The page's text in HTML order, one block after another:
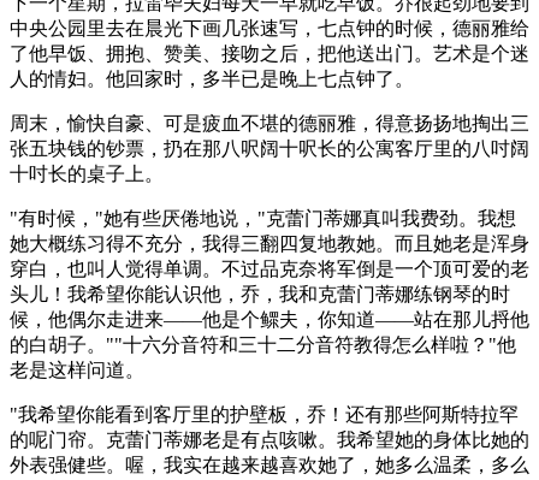
中央公园里去在晨光下画几张速写，七点钟的时候，德丽雅给
了他早饭、拥抱、赞美、接吻之后，把他送出门。艺术是个迷
人的情妇。他回家时，多半已是晚上七点钟了。
周末，愉快自豪、可是疲血不堪的德丽雅，得意扬扬地掏出三
张五块钱的钞票，扔在那八呎阔十呎长的公寓客厅里的八吋阔
十吋长的桌子上。
"有时候，"她有些厌倦地说，"克蕾门蒂娜真叫我费劲。我想
她大概练习得不充分，我得三翻四复地教她。而且她老是浑身
穿白，也叫人觉得单调。不过品克奈将军倒是一个顶可爱的老
头儿！我希望你能认识他，乔，我和克蕾门蒂娜练钢琴的时
候，他偶尔走进来——他是个鳏夫，你知道——站在那儿捋他
的白胡子。""十六分音符和三十二分音符教得怎么样啦？"他
老是这样问道。
"我希望你能看到客厅里的护壁板，乔！还有那些阿斯特拉罕
的呢门帘。克蕾门蒂娜老是有点咳嗽。我希望她的身体比她的
外表强健些。喔，我实在越来越喜欢她了，她多么温柔，多么